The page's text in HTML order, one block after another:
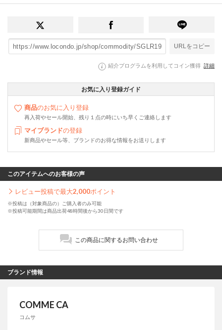
URLをコピー
紹介プログラムを利用してコイン獲得 詳細
お気に入り登録ガイド
商品のお気に入り登録
再入荷やセール開始、残り１点の時にいち早くご連絡します
マイブランドの登録
新商品やセール等、ブランドのお得な情報をお送りします
このアイテムへのお客様の声
レビュー投稿で最大2,000ポイント
※投稿は（対象商品の）ご購入者のみ可能
※投稿可能期間は商品出荷48時間後から30日間です
この商品に関するお問い合わせ
ブランド情報
COMME CA
コムサ